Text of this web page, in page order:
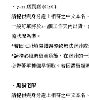
．7-11 店到店 (C2C)
請提供與身分證上相符之中文本名
一般訂單將於2-3個工作天內出貨
流狀況為準。
*若因地址填寫錯誤導致無法送達
*請務必隨時留意貨態，在送達的
必帶著單據儘早領取。若因滯留超
． 黑貓宅配
請提供與身分證上相符之中文本名